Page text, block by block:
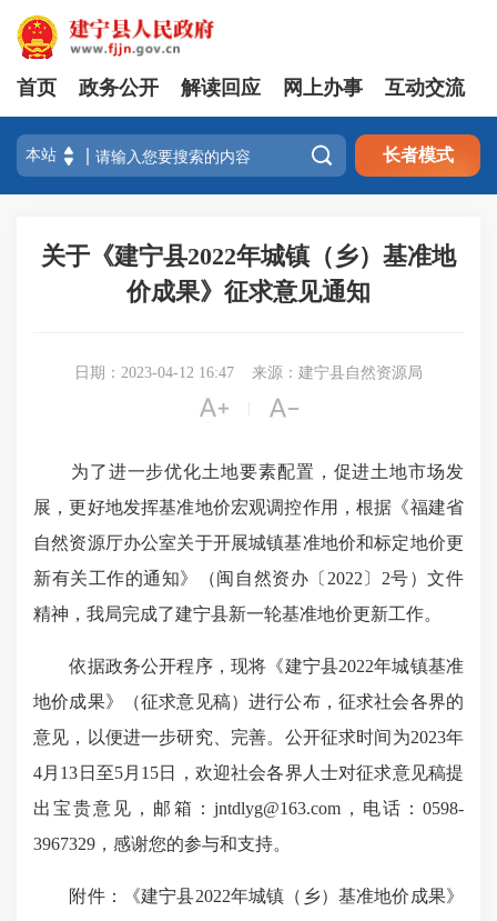
首页 政务公开 解读回应 网上办事 互动交流
 长者模式
关于《建宁县2022年城镇（乡）基准地
价成果》征求意见通知
日期：2023-04-12 16:47 来源：建宁县自然资源局
 
为了进一步优化土地要素配置，促进土地市场发
展，更好地发挥基准地价宏观调控作用，根据《福建省
自然资源厅办公室关于开展城镇基准地价和标定地价更
新有关工作的通知》（闽自然资办〔2022〕2号）文件
精神，我局完成了建宁县新一轮基准地价更新工作。
依据政务公开程序，现将《建宁县2022年城镇基准
地价成果》（征求意见稿）进行公布，征求社会各界的
意见，以便进一步研究、完善。公开征求时间为2023年
4月13日至5月15日，欢迎社会各界人士对征求意见稿提
出宝贵意见，邮箱：jntdlyg@163.com，电话：0598-
3967329，感谢您的参与和支持。
附件：《建宁县2022年城镇（乡）基准地价成果》